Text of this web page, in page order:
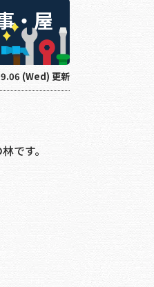
・屋
(Wed) 更新
です。